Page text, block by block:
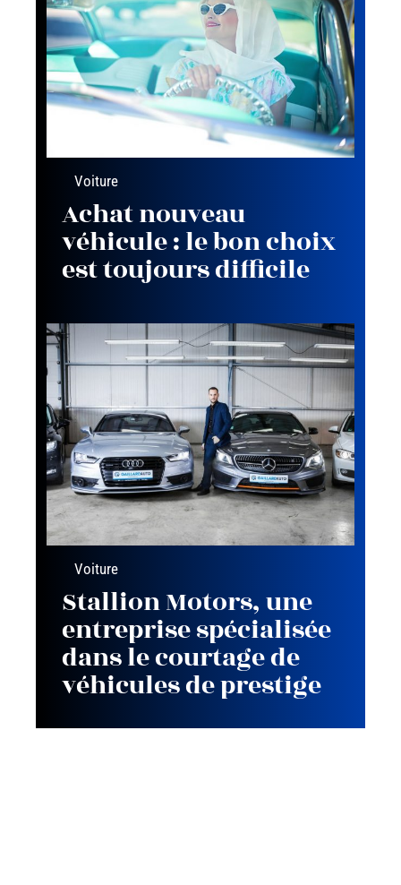
Voiture
Achat nouveau
véhicule : le bon choix
est toujours difficile
Voiture
Stallion Motors, une
entreprise spécialisée
dans le courtage de
véhicules de prestige